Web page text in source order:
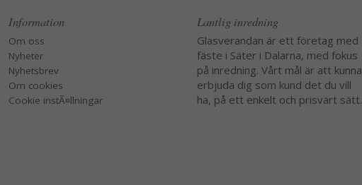
Information
Om oss
Nyheter
Nyhetsbrev
Om cookies
Cookie instÃ¤llningar
Lantlig inredning
Glasverandan är ett företag med
fäste i Säter i Dalarna, med fokus
på inredning. Vårt mål är att kunna
erbjuda dig som kund det du vill
ha, på ett enkelt och prisvärt sätt.